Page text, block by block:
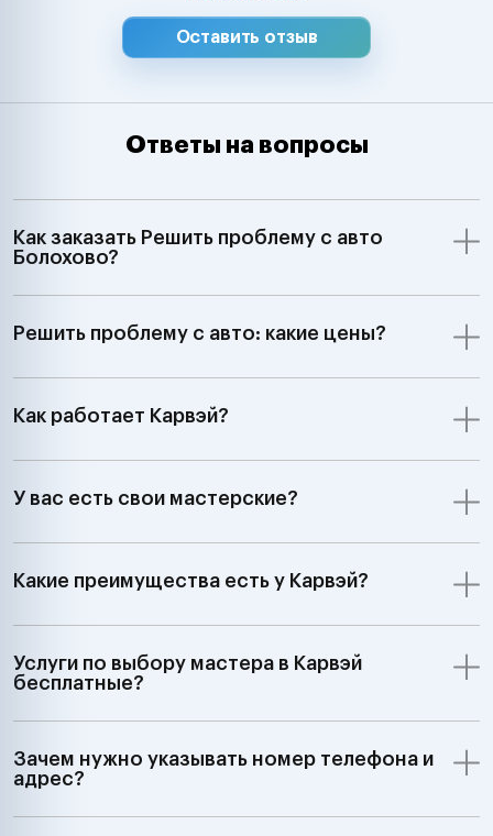
Оставить отзыв
Ответы на вопросы
Как заказать Решить проблему с авто
Болохово?
Решить проблему с авто: какие цены?
Как работает Карвэй?
У вас есть свои мастерские?
Какие преимущества есть у Карвэй?
Услуги по выбору мастера в Карвэй
бесплатные?
Зачем нужно указывать номер телефона и
адрес?